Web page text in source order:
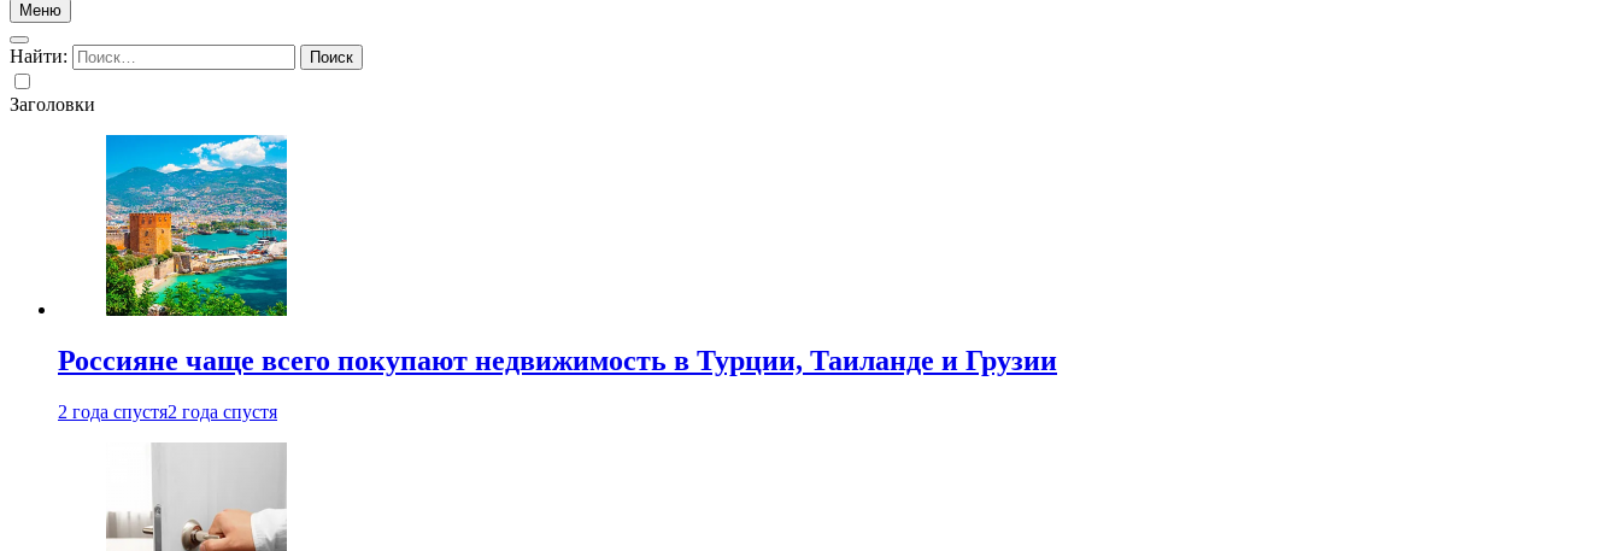
Меню
Найти:
Заголовки
Россияне чаще всего покупают недвижимость в Турции, Таиланде и Грузии
2 года спустя2 года спустя